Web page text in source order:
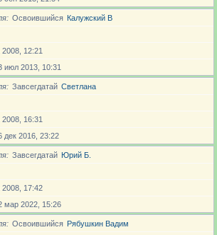
Освоившийся Калужский В
2008, 12:21
июл 2013, 10:31
Завсегдатай Светлана
2008, 16:31
дек 2016, 23:22
Завсегдатай Юрий Б.
2008, 17:42
мар 2022, 15:26
Освоившийся Рябушкин Вадим